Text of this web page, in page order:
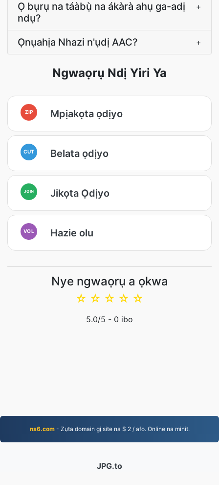
Ọ bụrụ na táàbụ̀ na ákàrà ahụ ga-adị
ndụ?
+
Ọnụahịa Nhazi n'ụdị AAC? +
Ngwaọrụ Ndị Yiri Ya
ZIP Mpịakọta ọdịyo
CUT Belata ọdịyo
JOIN Jikọta Ọdịyo
VOL Hazie olu
Nye ngwaọrụ a ọkwa
☆
☆
☆
☆
☆
5.0/5 - 0 ibo
ns6.com- Zụta domain gị site na $ 2 / afọ. Online na minit.
JPG.to